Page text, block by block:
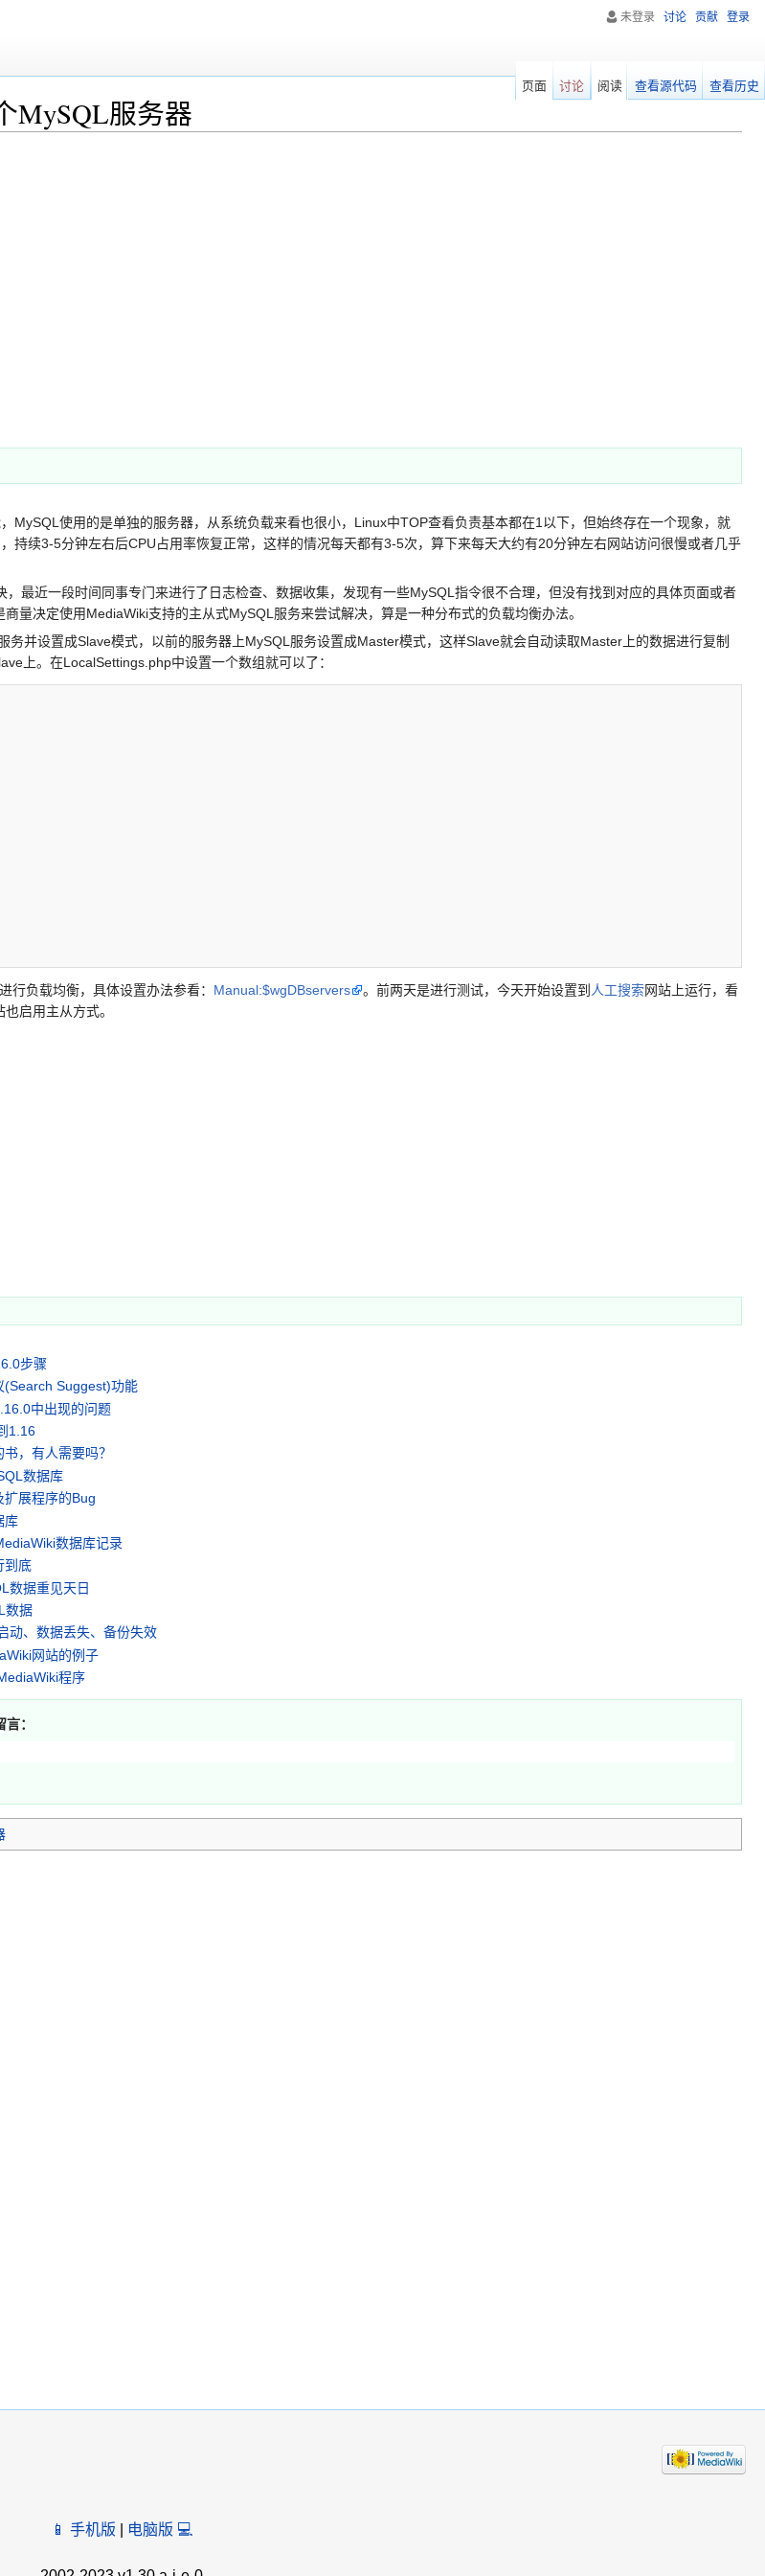
MySQL服务器
使用的是单独的服务器，从系统负载来看也很小，Linux中TOP查看负责基本都在1以下，但始终存在一个现象，就
持续3-5分钟左右后CPU占用率恢复正常，这样的情况每天都有3-5次，算下来每天大约有20分钟左右网站访问很慢或者几乎
近一段时间同事专门来进行了日志检查、数据收集，发现有一些MySQL指令很不合理，但没有找到对应的具体页面或者
量决定使用MediaWiki支持的主从式MySQL服务来尝试解决，算是一种分布式的负载均衡办法。
并设置成Slave模式，以前的服务器上MySQL服务设置成Master模式，这样Slave就会自动读取Master上的数据进行复制
上。在LocalSettings.php中设置一个数组就可以了：
负载均衡，具体设置办法参看： Manual:$wgDBservers 。前两天是进行测试，今天开始设置到人工搜索网站上运行，看
启用主从方式。
步骤
(Search Suggest)功能
中出现的问题
1.16
，有人需要吗？
数据库
展程序的Bug
库
数据库记录
到底
数据重见天日
数据
动、数据丢失、备份失效
网站的例子
程序
言：
未登录 讨论 贡献 登录
页面 讨论 阅读 查看源代码 查看历史
📱 手机版 电脑版 💻